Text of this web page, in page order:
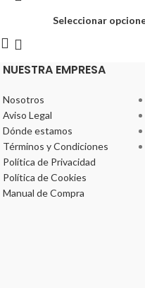
Seleccionar
NUESTRA EMPRESA
Nosotros
Aviso Legal
Dónde estamos
Términos y Condiciones
Política de Privacidad
Política de Cookies
Manual de Compra